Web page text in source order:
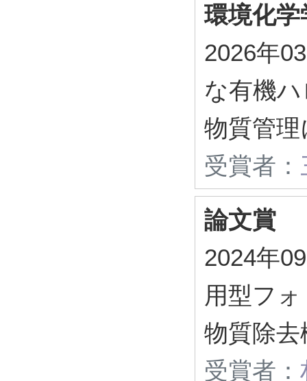
環境化学
2026年
な有機
物質管
受賞者：
論文賞
2024年
用型フ
物質除
受賞者：